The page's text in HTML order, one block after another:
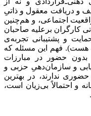
و دریافت معقول و ذاتیِ
اجتماعی، و هم‌چنین
کارگران برعلیه صاحبان
و پشتیبانی تجربه‌ی
هست). فهم این مسئله که
بدون حضور در مبارزات
و سازمان‌دهیِ حزبی و
حضوری ندارند، در بهترین
و احتمالاً بی‌زیان است،